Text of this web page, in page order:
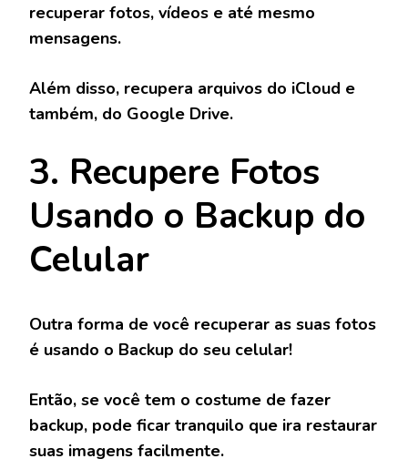
recuperar fotos, vídeos e até mesmo
mensagens.
Além disso, recupera arquivos do iCloud e
também, do Google Drive.
3. Recupere Fotos
Usando o Backup do
Celular
Outra forma de você recuperar as suas fotos
é usando o Backup do seu celular!
Então, se você tem o costume de fazer
backup, pode ficar tranquilo que ira restaurar
suas imagens facilmente.